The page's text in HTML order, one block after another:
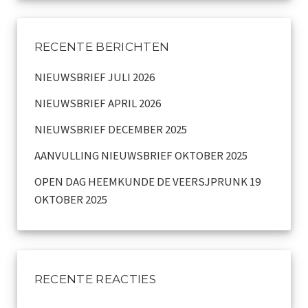
RECENTE BERICHTEN
NIEUWSBRIEF JULI 2026
NIEUWSBRIEF APRIL 2026
NIEUWSBRIEF DECEMBER 2025
AANVULLING NIEUWSBRIEF OKTOBER 2025
OPEN DAG HEEMKUNDE DE VEERSJPRUNK 19
OKTOBER 2025
RECENTE REACTIES